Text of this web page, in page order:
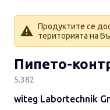
Продуктите се
територията на
Пипето-
5.382
witeg Labortechnik